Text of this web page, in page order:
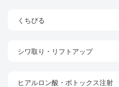
くちびる
シワ取り・リフトアップ
ヒアルロン酸・ボトックス注射